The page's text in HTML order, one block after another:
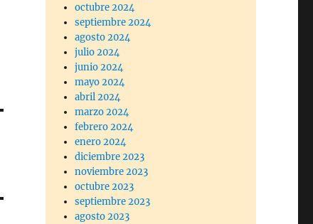
octubre 2024
septiembre 2024
agosto 2024
julio 2024
junio 2024
mayo 2024
abril 2024
marzo 2024
febrero 2024
enero 2024
diciembre 2023
noviembre 2023
octubre 2023
septiembre 2023
agosto 2023